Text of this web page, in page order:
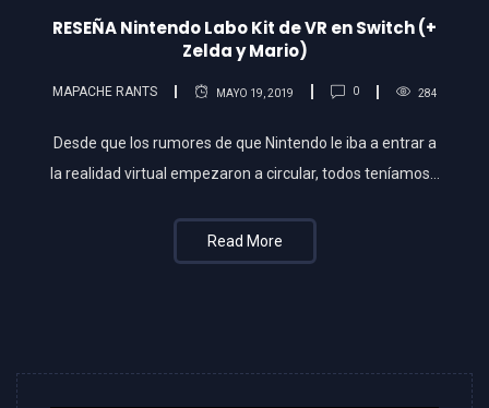
RESEÑA Nintendo Labo Kit de VR en Switch (+
Zelda y Mario)
MAPACHE RANTS MAYO 19, 2019 0 284
Desde que los rumores de que Nintendo le iba a entrar a
la realidad virtual empezaron a circular, todos teníamos…
Read More